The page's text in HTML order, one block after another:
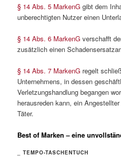
§ 14 Abs. 5 MarkenG gibt dem
unberechtigten Nutzer einen
§ 14 Abs. 6 MarkenG verschafft
zusätzlich einen
§ 14 Abs. 7 MarkenG regelt
Unternehmens, in dessen
Verletzungshandlung begangen
herausreden kann, ein
Täter.
Best of Marken – eine
_ TEMPO-TASCHENTUCH